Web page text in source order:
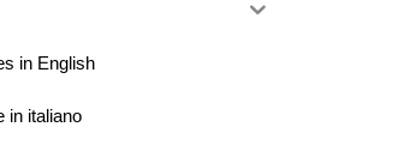
in English
in italiano